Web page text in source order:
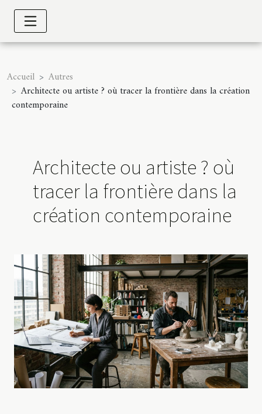
Accueil
Autres
Architecte ou artiste ? où tracer la frontière dans la création
contemporaine
Architecte ou artiste ? où
tracer la frontière dans la
création contemporaine